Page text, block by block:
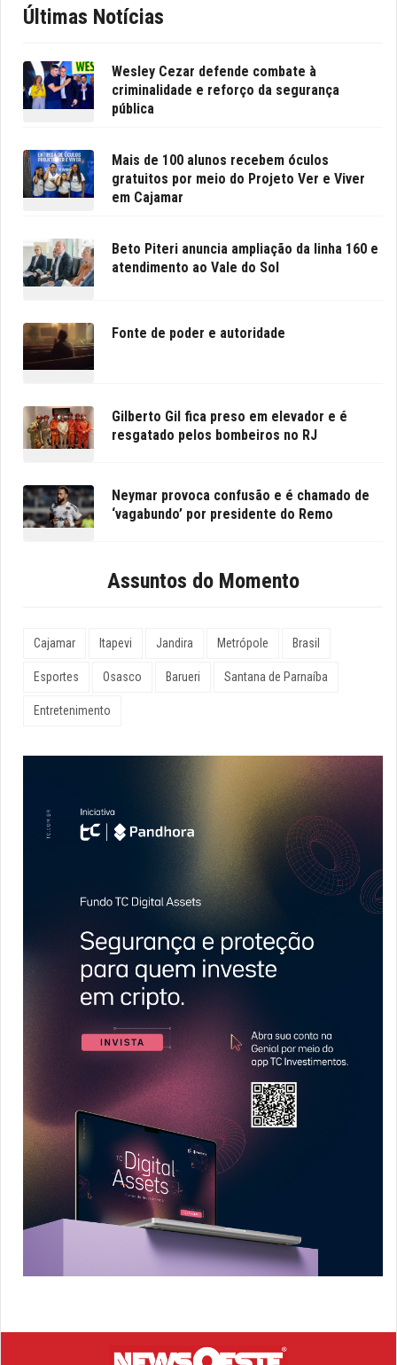
Últimas Notícias
Wesley Cezar defende combate à
criminalidade e reforço da segurança
pública
Mais de 100 alunos recebem óculos
gratuitos por meio do Projeto Ver e Viver
em Cajamar
Beto Piteri anuncia ampliação da linha 160 e
atendimento ao Vale do Sol
Fonte de poder e autoridade
Gilberto Gil fica preso em elevador e é
resgatado pelos bombeiros no RJ
Neymar provoca confusão e é chamado de
‘vagabundo’ por presidente do Remo
Assuntos do Momento
Cajamar Itapevi Jandira Metrópole Brasil
Esportes Osasco Barueri Santana de Parnaíba
Entretenimento